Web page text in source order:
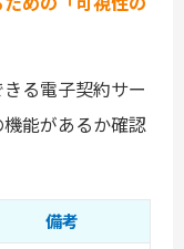
る電子契約サー
能があるか確認
備考